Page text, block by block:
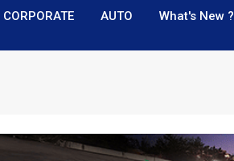
CORPORATE AUTO What's New ?